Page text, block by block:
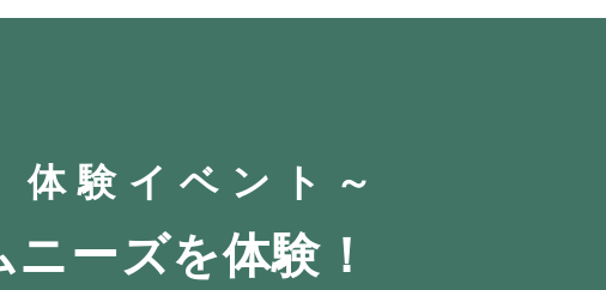
体験イベント～
ーズを体験！